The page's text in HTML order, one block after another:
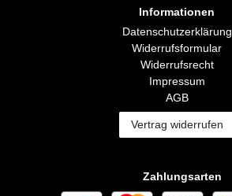
Informationen
Daten­schutz­erklärung
Widerrufs­formular
Widerrufs­recht
Impressum
AGB
Vertrag widerrufen
Zahlungsarten